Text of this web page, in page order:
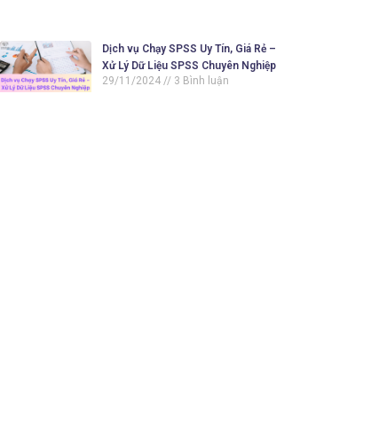
Dịch vụ Chạy SPSS Uy Tín, Giá Rẻ –
Xử Lý Dữ Liệu SPSS Chuyên Nghiệp
29/11/2024
3 Bình luận